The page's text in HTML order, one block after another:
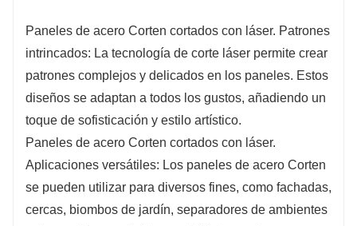
Paneles de acero Corten cortados con láser. Patrones
intrincados: La tecnología de corte láser permite crear
patrones complejos y delicados en los paneles. Estos
diseños se adaptan a todos los gustos, añadiendo un
toque de sofisticación y estilo artístico.
Paneles de acero Corten cortados con láser.
Aplicaciones versátiles: Los paneles de acero Corten
se pueden utilizar para diversos fines, como fachadas,
cercas, biombos de jardín, separadores de ambientes